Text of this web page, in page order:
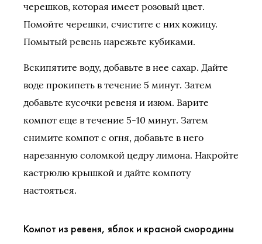
черешков, которая имеет розовый цвет.
Помойте черешки, счистите с них кожицу.
Помытый ревень нарежьте кубиками.
Вскипятите воду, добавьте в нее сахар. Дайте
воде прокипеть в течение 5 минут. Затем
добавьте кусочки ревеня и изюм. Варите
компот еще в течение 5-10 минут. Затем
снимите компот с огня, добавьте в него
нарезанную соломкой цедру лимона. Накройте
кастрюлю крышкой и дайте компоту
настояться.
Компот из ревеня, яблок и красной смородины